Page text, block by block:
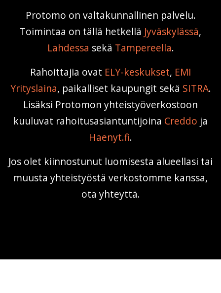
Protomo on valtakunnallinen palvelu.
Toimintaa on tällä hetkellä Jyväskylässä,
Lahdessa sekä Tampereella.
Rahoittajia ovat ELY-keskukset, EMI
Yrityslaina, paikalliset kaupungit sekä SITRA.
Lisäksi Protomon yhteistyöverkostoon
kuuluvat rahoitusasiantuntijoina Creddo ja
Haenyt.fi.
Jos olet kiinnostunut luomisesta alueellasi tai
muusta yhteistyöstä verkostomme kanssa,
ota yhteyttä.